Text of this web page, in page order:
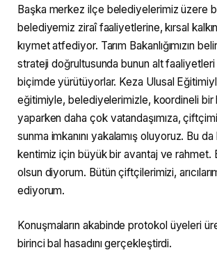
Başka merkez ilçe belediyelerimiz üzere
belediyemiz ziraî faaliyetlerine, kırsal
kıymet atfediyor. Tarım Bakanlığımızın
strateji doğrultusunda bunun alt
biçimde yürütüyorlar. Keza Ulusal
eğitimiyle, belediyelerimizle, koordineli bir
yaparken daha çok vatandaşımıza,
sunma imkanını yakalamış oluyoruz. Bu
kentimiz için büyük bir avantaj ve rahmet.
olsun diyorum. Bütün çiftçilerimizi,
ediyorum.
Konuşmaların akabinde protokol üyeleri
birinci bal hasadını gerçekleştirdi.